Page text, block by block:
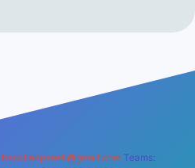
backlinkpaneli@gmail.com Teams: